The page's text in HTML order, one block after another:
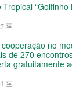
“Golfinho
no
de 270
gratuitamente